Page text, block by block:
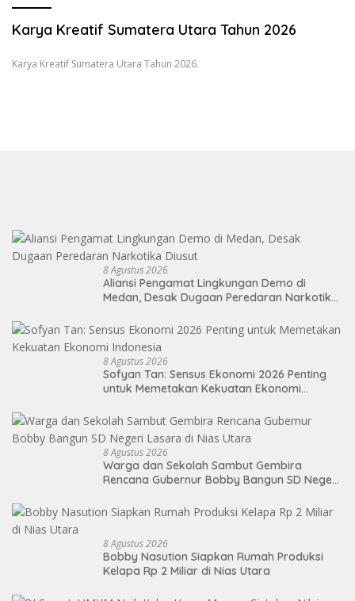
Karya Kreatif Sumatera Utara Tahun 2026
Karya Kreatif Sumatera Utara Tahun 2026.
8 Agustus 2026
Aliansi Pengamat Lingkungan Demo di
Medan, Desak Dugaan Peredaran Narkotika
8 Agustus 2026
Sofyan Tan: Sensus Ekonomi 2026 Penting
untuk Memetakan Kekuatan Ekonomi
8 Agustus 2026
Warga dan Sekolah Sambut Gembira
Rencana Gubernur Bobby Bangun SD Negeri
8 Agustus 2026
Bobby Nasution Siapkan Rumah Produksi
Kelapa Rp 2 Miliar di Nias Utara